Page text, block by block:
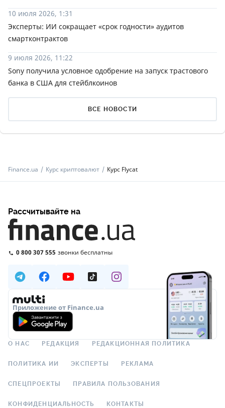
10 июля 2026, 1:31
Эксперты: ИИ сокращает «срок годности» аудитов
смартконтрактов
9 июля 2026, 11:22
Sony получила условное одобрение на запуск трастового
банка в США для стейблкоинов
ВСЕ НОВОСТИ
Finance.ua Курс криптовалют Курс Flycat
Рассчитывайте на
0 800 307 555 звонки бесплатны
Приложение от Finance.ua
О НАС РЕДАКЦИЯ РЕДАКЦИОННАЯ ПОЛИТИКА
ПОЛИТИКА ИИ ЭКСПЕРТЫ РЕКЛАМА
СПЕЦПРОЕКТЫ ПРАВИЛА ПОЛЬЗОВАНИЯ
КОНФИДЕНЦИАЛЬНОСТЬ КОНТАКТЫ